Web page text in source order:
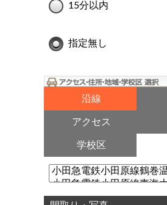
15分以内
指定無し
沿線
アクセス
学校区